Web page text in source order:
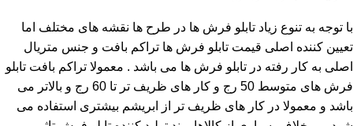
با توجه به تنوع زیاد تابلو فرش ها در طرح ها نقشه های مختلف اما
تعیین کننده اصلی قیمت تابلو فرش ها تراکم بافت و جنس متریال
اصلی به کار رفته در تابلو فرش ها می باشد . معمولا تراکم بافت تابلو
فرش های متوسط 50 رج و کار های ظریف تر تا 60 رج و بالاتر می
باشد و معمولا در کار های ظریف تر از ابریشم بیشتری استفاده می